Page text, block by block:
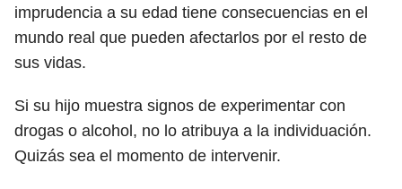
imprudencia a su edad tiene consecuencias en el
mundo real que pueden afectarlos por el resto de
sus vidas.
Si su hijo muestra signos de experimentar con
drogas o alcohol, no lo atribuya a la individuación.
Quizás sea el momento de intervenir.